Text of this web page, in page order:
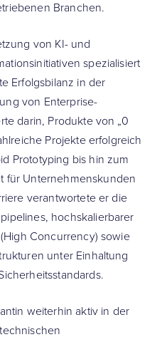
Branchen.
von KI- und
spezialisiert
Erfolgsbilanz in der
von Enterprise-
darin, Produkte von „0
Projekte erfolgreich
Prototyping bis hin zum
für Unternehmenskunden
verantwortete er die
hochskalierbarer
Concurrency) sowie
unter Einhaltung
weiterhin aktiv in der